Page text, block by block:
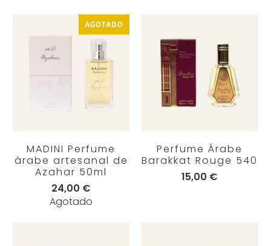
AGOTADO
MADINI Perfume
árabe artesanal de
Azahar 50ml
24,00 €
Agotado
Perfume Árabe
Barakkat Rouge 540
15,00 €